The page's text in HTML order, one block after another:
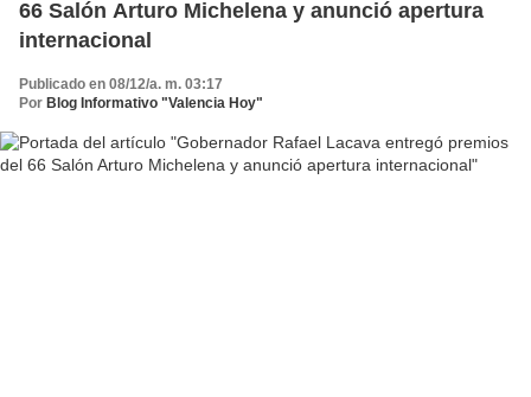
66 Salón Arturo Michelena y anunció apertura
internacional
Publicado en 08/12/a. m. 03:17
Por Blog Informativo "Valencia Hoy"